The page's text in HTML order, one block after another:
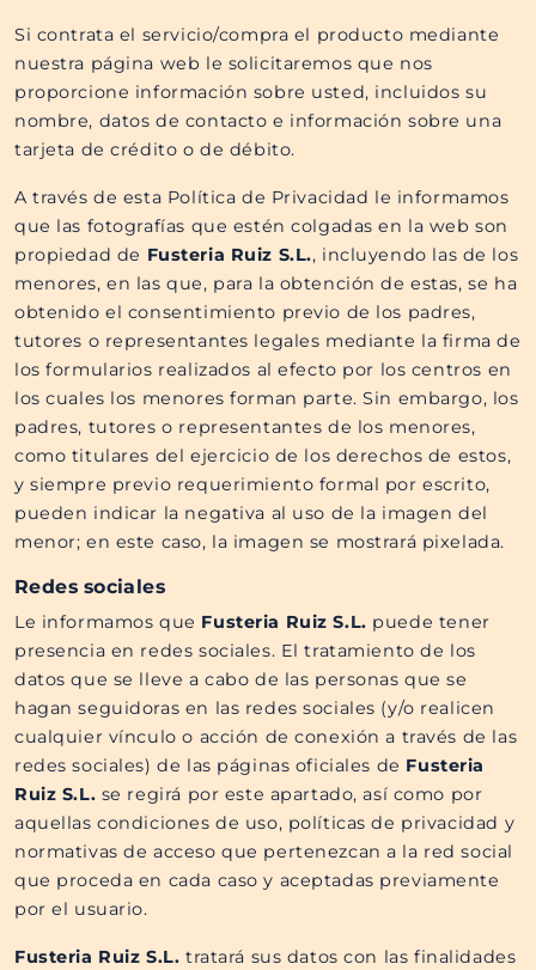
Si contrata el servicio/compra el producto mediante
nuestra página web le solicitaremos que nos
proporcione información sobre usted, incluidos su
nombre, datos de contacto e información sobre una
tarjeta de crédito o de débito.
A través de esta Política de Privacidad le informamos
que las fotografías que estén colgadas en la web son
propiedad de Fusteria Ruiz S.L.​​, incluyendo las de los
menores, en las que, para la obtención de estas, se ha
obtenido el consentimiento previo de los padres,
tutores o representantes legales mediante la firma de
los formularios realizados al efecto por los centros en
los cuales los menores forman parte. Sin embargo, los
padres, tutores o representantes de los menores,
como titulares del ejercicio de los derechos de estos,
y siempre previo requerimiento formal por escrito,
pueden indicar la negativa al uso de la imagen del
menor; en este caso, la imagen se mostrará pixelada.
Redes sociales
Le informamos que Fusteria Ruiz S.L.​​ puede tener
presencia en redes sociales. El tratamiento de los
datos que se lleve a cabo de las personas que se
hagan seguidoras en las redes sociales (y/o realicen
cualquier vínculo o acción de conexión a través de las
redes sociales) de las páginas oficiales de Fusteria
Ruiz S.L.​​ se regirá por este apartado, así como por
aquellas condiciones de uso, políticas de privacidad y
normativas de acceso que pertenezcan a la red social
que proceda en cada caso y aceptadas previamente
por el usuario.
Fusteria Ruiz S.L.​​ tratará sus datos con las finalidades